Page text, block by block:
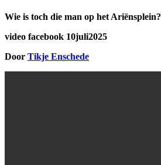
Wie is toch die man op het Ariënsplein?
video facebook 10juli2025
Door Tikje Enschede